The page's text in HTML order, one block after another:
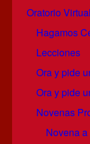
Oratorio Virtual
Hagamos
Lecciones
Ora y pide
Ora y pide
Novenas
Novena